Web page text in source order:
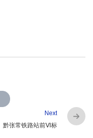
Next
黔张常铁路站前Ⅵ标